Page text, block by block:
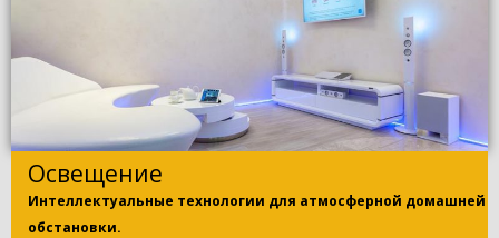
Освещение
Интеллектуальные технологии для атмосферной домашней
обстановки.